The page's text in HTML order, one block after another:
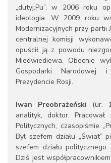
„dutyj.Pu”, w 2006 roku
ideologia. W 2009 roku
Modernizacyjnych przy partii
centralnej komisji
opuścił ją z powodu
Miedwiediewa. Obecnie
Gospodarki Narodowej
Prezydencie Rosji.
Iwan Preobrażeński (ur.
analityk, doktor.
Politycznych, czasopiśmie
Był szefem działu „Świat”
szefem działu politycznego
Dziś jest